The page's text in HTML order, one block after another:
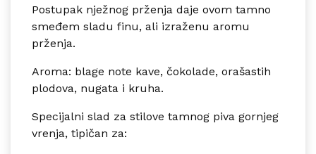
Postupak nježnog prženja daje ovom tamno
smeđem sladu finu, ali izraženu aromu
prženja.
Aroma: blage note kave, čokolade, orašastih
plodova, nugata i kruha.
Specijalni slad za stilove tamnog piva gornjeg
vrenja, tipičan za: